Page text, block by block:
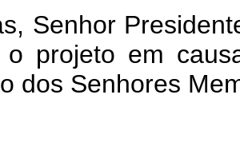
projeto em
dos Senhores